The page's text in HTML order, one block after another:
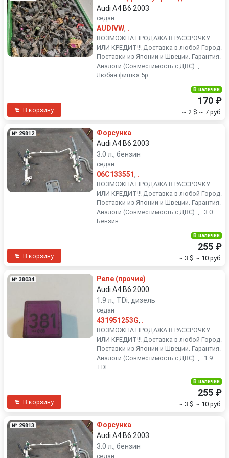
Audi A4 B6 2003
седан
AUDIVW, .
ВОЗМОЖНА ПРОДАЖА В РАССРОЧКУ
ИЛИ КРЕДИТ!!! Доставка в любой Город.
Поставки из Японии и Швеции. Гарантия.
Аналоги (Совместимость с ДВС): , . . .
Любая фишка 5р....
В корзину
В наличии
170 ₽
~ 2 $ ~ 7 руб.
№ 29812
Форсунка
Audi A4 B6 2003
3.0 л., бензин
седан
06C133551, .
ВОЗМОЖНА ПРОДАЖА В РАССРОЧКУ
ИЛИ КРЕДИТ!!! Доставка в любой Город.
Поставки из Японии и Швеции. Гарантия.
Аналоги (Совместимость с ДВС): , . 3.0
Бензин. .
В корзину
В наличии
255 ₽
~ 3 $ ~ 10 руб.
№ 38034
Реле (прочие)
Audi A4 B6 2000
1.9 л., TDi, дизель
седан
431951253G, .
ВОЗМОЖНА ПРОДАЖА В РАССРОЧКУ
ИЛИ КРЕДИТ!!! Доставка в любой Город.
Поставки из Японии и Швеции. Гарантия.
Аналоги (Совместимость с ДВС): , . 1.9
TDI. .
В корзину
В наличии
255 ₽
~ 3 $ ~ 10 руб.
№ 29813
Форсунка
Audi A4 B6 2003
3.0 л., бензин
седан